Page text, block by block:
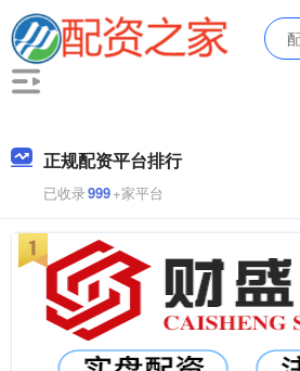
正规配资平台排行
已收录999+家平台